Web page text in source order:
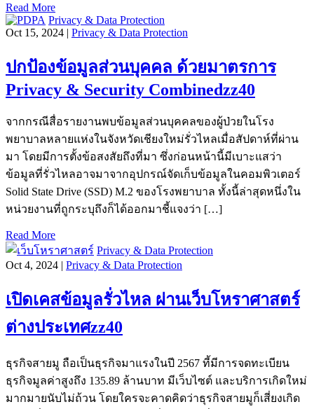
Read More
Privacy & Data Protection
Oct 15, 2024 | Privacy & Data Protection
ปกป้องข้อมูลส่วนบุคคล ด้วยมาตรการ
Privacy & Security Combinedzz40
จากกรณีสื่อรายงานพบข้อมูลส่วนบุคคลของผู้ป่วยในโรง
พยาบาลหลายแห่งในจังหวัดเชียงใหม่รั่วไหลเมื่อสัปดาห์ที่ผ่าน
มา โดยมีการตั้งข้อสงสัยถึงที่มา ซึ่งก่อนหน้านี้มีเบาะแสว่า
ข้อมูลที่รั่วไหลอาจมาจากอุปกรณ์จัดเก็บข้อมูลในคอมพิวเตอร์
Solid State Drive (SSD) M.2 ของโรงพยาบาล ทั้งนี้ล่าสุดหนึ่งใน
หน่วยงานที่ถูกระบุถึงก็ได้ออกมาชี้แจงว่า […]
Read More
Privacy & Data Protection
Oct 4, 2024 | Privacy & Data Protection
เปิดเคสข้อมูลรั่วไหล ผ่านเว็บโหราศาสตร์
ต่างประเทศzz40
ธุรกิจสายมู ถือเป็นธุรกิจมาแรงในปี 2567 ที้มีการจดทะเบียน
ธุรกิจมูลค่าสูงถึง 135.89 ล้านบาท มีเว็บไซต์ และบริการเกิดใหม่
มากมายนับไม่ถ้วน โดยใครจะคาดคิดว่าธุรกิจสายมูก็เสี่ยงเกิด